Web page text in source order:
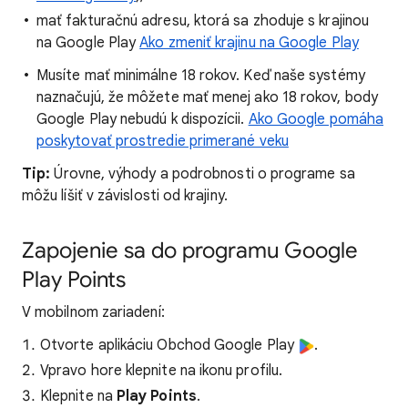
mať fakturačnú adresu, ktorá sa zhoduje s krajinou
na Google PlayAko zmeniť krajinu na Google Play
Musíte mať minimálne 18 rokov. Keď naše systémy
naznačujú, že môžete mať menej ako 18 rokov, body
Google Play nebudú k dispozícii. Ako Google pomáha
poskytovať prostredie primerané veku
Tip: Úrovne, výhody a podrobnosti o programe sa
môžu líšiť v závislosti od krajiny.
Zapojenie sa do programu Google
Play Points
V mobilnom zariadení:
Otvorte aplikáciu Obchod Google Play
.
Vpravo hore klepnite na ikonu profilu.
Klepnite na Play Points.